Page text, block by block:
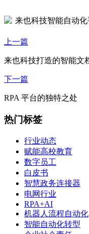
上一篇
来也科技打造的智能文
下一篇
RPA 平台的独特之处
热门标签
行业动态
赋能高校教育
数字员工
白皮书
智慧政务连接器
电网行业
RPA+AI
机器人流程自动化
智能自动化转型